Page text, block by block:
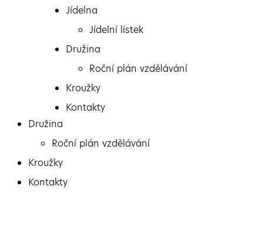
9. třída
9. A
9. B
9. C
Jídelna
Jídelní lístek
Družina
Roční plán vzdělávání
Kroužky
Kontakty
Jídelna
Jídelní lístek
Družina
Roční plán vzdělávání
Kroužky
Kontakty